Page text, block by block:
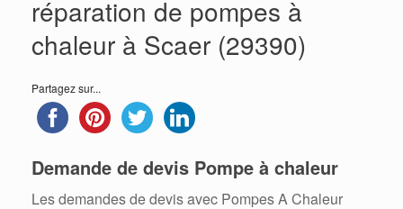
réparation de pompes à
chaleur à Scaer (29390)
Partagez sur...
Demande de devis Pompe à chaleur
Les demandes de devis avec Pompes A Chaleur